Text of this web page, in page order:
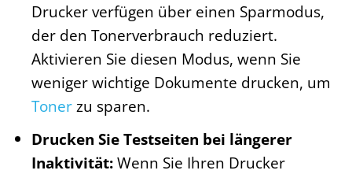
Drucker verfügen über einen Sparmodus,
der den Tonerverbrauch reduziert.
Aktivieren Sie diesen Modus, wenn Sie
weniger wichtige Dokumente drucken, um
Tonerzu sparen.
Drucken Sie Testseiten bei längerer
Inaktivität:Wenn Sie Ihren Drucker